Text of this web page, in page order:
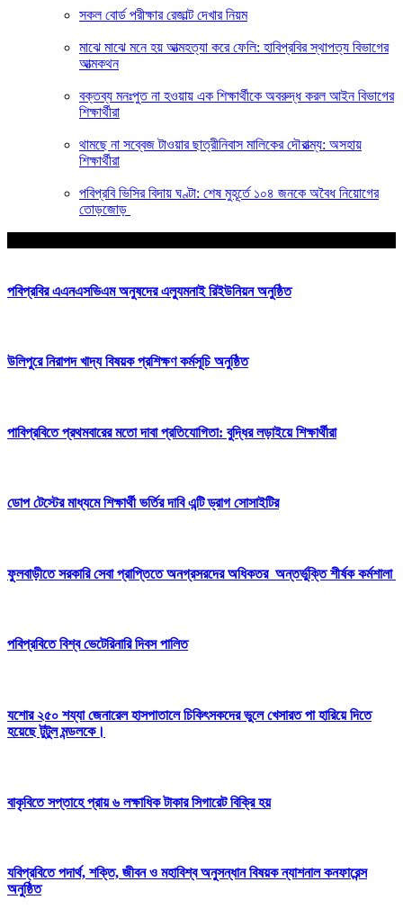
সকল বোর্ড পরীক্ষার রেজাল্ট দেখার নিয়ম
মাঝে মাঝে মনে হয় আত্মহত্যা করে ফেলি: হাবিপ্রবির স্থাপত্য বিভাগের
আত্মকথন
বক্তব্য মনঃপুত না হওয়ায় এক শিক্ষার্থীকে অবরুদ্ধ করল আইন বিভাগের
শিক্ষার্থীরা
থামছে না সব্বেজ টাওয়ার ছাত্রীনিবাস মালিকের দৌরাত্ম্য: অসহায়
শিক্ষার্থীরা
পবিপ্রবি ভিসির বিদায় ঘণ্টা: শেষ মুহূর্তে ১০৪ জনকে অবৈধ নিয়োগের
তোড়জোড়
পবিপ্রবির এএনএসভিএম অনুষদের এল্যুমনাই রিইউনিয়ন অনুষ্ঠিত
উলিপুরে নিরাপদ খাদ্য বিষয়ক প্রশিক্ষণ কর্মসূচি অনুষ্ঠিত
পাবিপ্রবিতে প্রথমবারের মতো দাবা প্রতিযোগিতা: বুদ্ধির লড়াইয়ে শিক্ষার্থীরা
ডোপ টেস্টের মাধ্যমে শিক্ষার্থী ভর্তির দাবি এন্টি ড্রাগ সোসাইটির
ফুলবাড়ীতে সরকারি সেবা প্রাপ্তিতে অনগ্রসরদের অধিকতর অন্তর্ভুক্তি শীর্ষক কর্মশালা
পবিপ্রবিতে বিশ্ব ভেটেরিনারি দিবস পালিত
যশোর ২৫০ শয্যা জেনারেল হাসপাতালে চিকিৎসকদের ভুলে খেসারত পা হারিয়ে দিতে
হয়েছে টুটুল মন্ডলকে।
বাকৃবিতে সপ্তাহে প্রায় ৬ লক্ষাধিক টাকার সিগারেট বিক্রি হয়
যবিপ্রবিতে পদার্থ, শক্তি, জীবন ও মহাবিশ্ব অনুসন্ধান বিষয়ক ন্যাশনাল কনফারেন্স
অনুষ্ঠিত